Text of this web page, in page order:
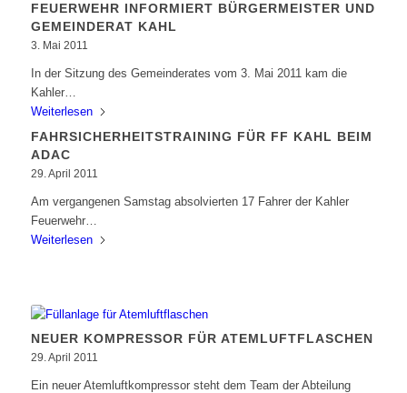
FEUERWEHR INFORMIERT BÜRGERMEISTER UND
GEMEINDERAT KAHL
3. Mai 2011
In der Sitzung des Gemeinderates vom 3. Mai 2011 kam die
Kahler…
Weiterlesen
FAHRSICHERHEITSTRAINING FÜR FF KAHL BEIM
ADAC
29. April 2011
Am vergangenen Samstag absolvierten 17 Fahrer der Kahler
Feuerwehr…
Weiterlesen
NEUER KOMPRESSOR FÜR ATEMLUFTFLASCHEN
29. April 2011
Ein neuer Atemluftkompressor steht dem Team der Abteilung